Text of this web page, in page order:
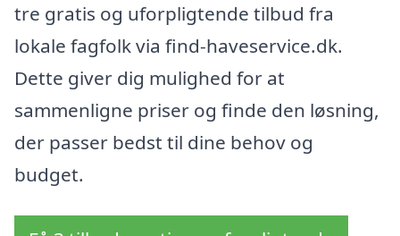
tre gratis og uforpligtende tilbud fra
lokale fagfolk via find-haveservice.dk.
Dette giver dig mulighed for at
sammenligne priser og finde den løsning,
der passer bedst til dine behov og
budget.